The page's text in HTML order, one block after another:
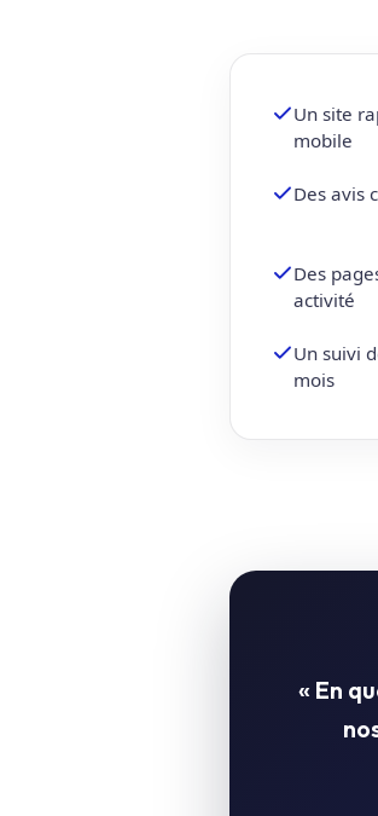
Un site
mobile
Des avis
Des
activité
Un suivi
mois
« En